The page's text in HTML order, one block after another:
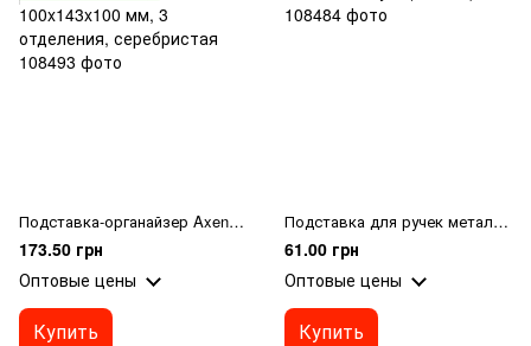
Подставка-органайзер Axent 2118-03-A, 100x143x100 мм, 3 отделения, серебристая
173.50 грн
Оптовые цены
Купить
Подставка для ручек метал. "Конус" (стакан)
61.00 грн
Оптовые цены
Купить